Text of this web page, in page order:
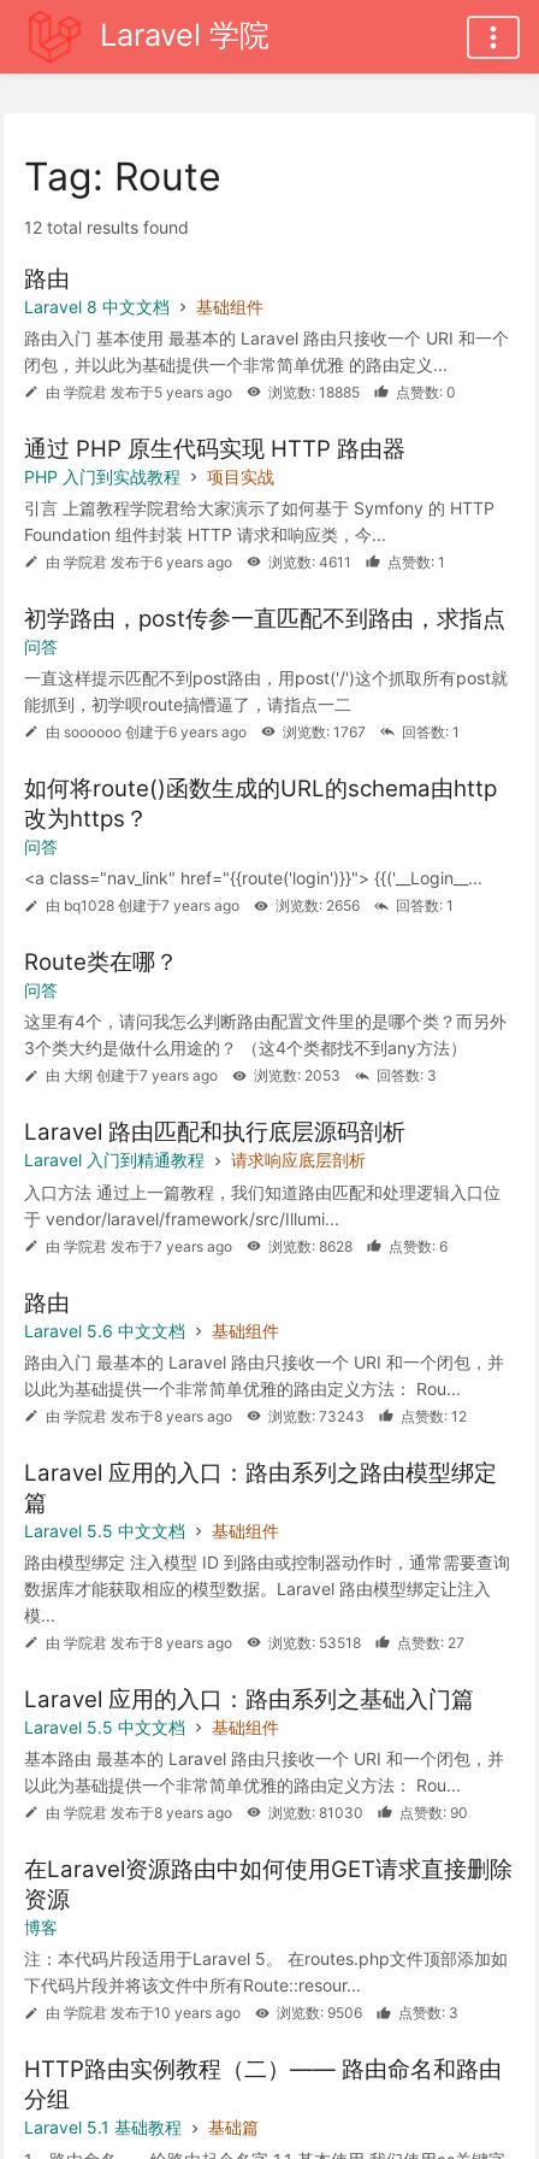
Laravel 学院
Tag: Route
12 total results found
路由
Laravel 8 中文文档
基础组件
路由入门 基本使用 最基本的 Laravel 路由只接收一个 URI 和一个
闭包，并以此为基础提供一个非常简单优雅 的路由定义...
由 学院君 发布于5 years ago 浏览数: 18885 点赞数: 0
通过 PHP 原生代码实现 HTTP 路由器
PHP 入门到实战教程
项目实战
引言 上篇教程学院君给大家演示了如何基于 Symfony 的 HTTP
Foundation 组件封装 HTTP 请求和响应类，今...
由 学院君 发布于6 years ago 浏览数: 4611 点赞数: 1
初学路由，post传参一直匹配不到路由，求指点
问答
一直这样提示匹配不到post路由，用post('/')这个抓取所有post就
能抓到，初学呗route搞懵逼了，请指点一二
由 soooooo 创建于6 years ago 浏览数: 1767 回答数: 1
如何将route()函数生成的URL的schema由http
改为https？
问答
<a class="nav_link" href="{{route('login')}}"> {{('__Login__...
由 bq1028 创建于7 years ago 浏览数: 2656 回答数: 1
Route类在哪？
问答
这里有4个，请问我怎么判断路由配置文件里的是哪个类？而另外
3个类大约是做什么用途的？ （这4个类都找不到any方法）
由 大纲 创建于7 years ago 浏览数: 2053 回答数: 3
Laravel 路由匹配和执行底层源码剖析
Laravel 入门到精通教程
请求响应底层剖析
入口方法 通过上一篇教程，我们知道路由匹配和处理逻辑入口位
于 vendor/laravel/framework/src/Illumi...
由 学院君 发布于7 years ago 浏览数: 8628 点赞数: 6
路由
Laravel 5.6 中文文档
基础组件
路由入门 最基本的 Laravel 路由只接收一个 URI 和一个闭包，并
以此为基础提供一个非常简单优雅的路由定义方法： Rou...
由 学院君 发布于8 years ago 浏览数: 73243 点赞数: 12
Laravel 应用的入口：路由系列之路由模型绑定
篇
Laravel 5.5 中文文档
基础组件
路由模型绑定 注入模型 ID 到路由或控制器动作时，通常需要查询
数据库才能获取相应的模型数据。Laravel 路由模型绑定让注入
模...
由 学院君 发布于8 years ago 浏览数: 53518 点赞数: 27
Laravel 应用的入口：路由系列之基础入门篇
Laravel 5.5 中文文档
基础组件
基本路由 最基本的 Laravel 路由只接收一个 URI 和一个闭包，并
以此为基础提供一个非常简单优雅的路由定义方法： Rou...
由 学院君 发布于8 years ago 浏览数: 81030 点赞数: 90
在Laravel资源路由中如何使用GET请求直接删除
资源
博客
注：本代码片段适用于Laravel 5。 在routes.php文件顶部添加如
下代码片段并将该文件中所有Route::resour...
由 学院君 发布于10 years ago 浏览数: 9506 点赞数: 3
HTTP路由实例教程（二）—— 路由命名和路由
分组
Laravel 5.1 基础教程
基础篇